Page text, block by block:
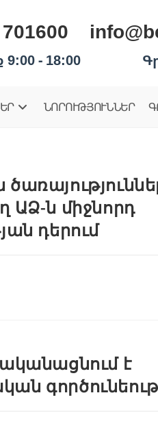
- 18:00
ՆՈՐՈՒԹՅՈՒՆՆԵՐ
ԱՁ-ն միջնորդ
դերում
է